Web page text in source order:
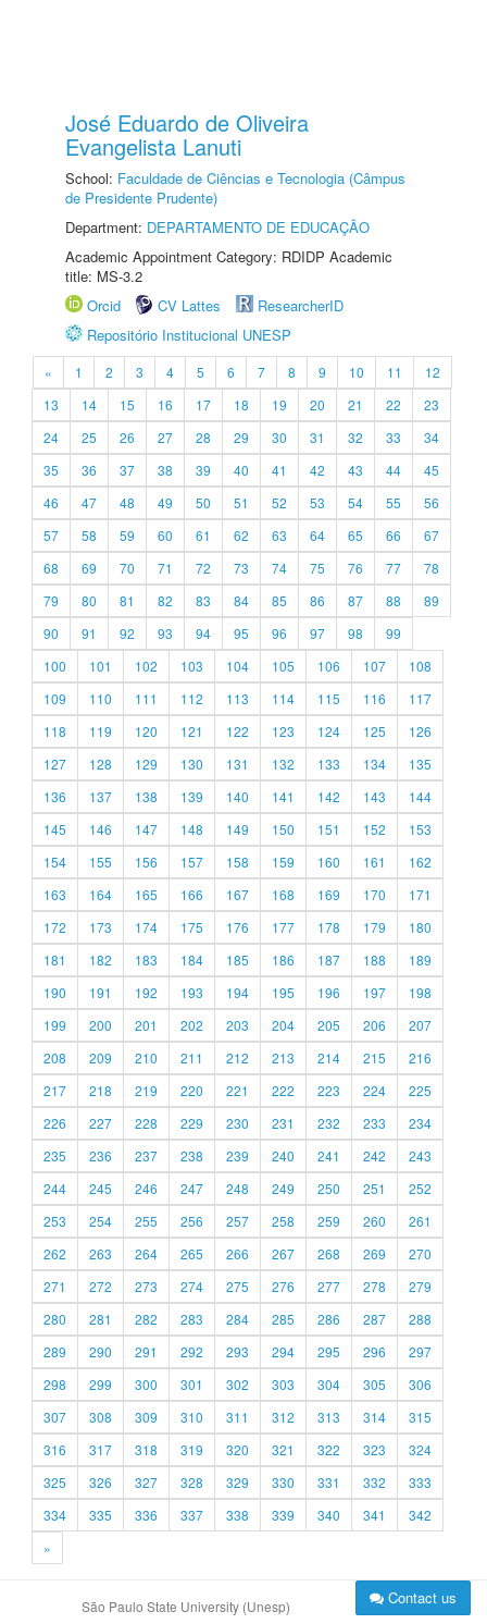
José Eduardo de Oliveira
Evangelista Lanuti
School: Faculdade de Ciências e Tecnologia (Câmpus
de Presidente Prudente)
Department: DEPARTAMENTO DE EDUCAÇÃO
Academic Appointment Category: RDIDP Academic
title: MS-3.2
Orcid
CV Lattes
ResearcherID
Repositório Institucional UNESP
« 1 2 3 4 5 6 7 8 9 10 11
12
13
14 15 16 17 18 19 20 21 22
23
24
25 26 27 28 29 30 31 32 33
34
35
36 37 38 39 40 41 42 43 44
45
46
47 48 49 50 51 52 53 54 55
56
57
58 59 60 61 62 63 64 65 66
67
68
69 70 71 72 73 74 75 76 77
78
79
80 81 82 83 84 85 86 87 88
89
90
91 92 93 94 95 96 97 98
99
100
101 102 103 104 105 106 107
108
109
110 111 112 113 114 115 116
117
118
119 120 121 122 123 124 125
126
127
128 129 130 131 132 133 134
135
136
137 138 139 140 141 142 143
144
145
146 147 148 149 150 151 152
153
154
155 156 157 158 159 160 161
162
163
164 165 166 167 168 169 170
171
172
173 174 175 176 177 178 179
180
181
182 183 184 185 186 187 188
189
190
191 192 193 194 195 196 197
198
199
200 201 202 203 204 205 206
207
208
209 210 211 212 213 214 215
216
217
218 219 220 221 222 223 224
225
226
227 228 229 230 231 232 233
234
235
236 237 238 239 240 241 242
243
244
245 246 247 248 249 250 251
252
253
254 255 256 257 258 259 260
261
262
263 264 265 266 267 268 269
270
271
272 273 274 275 276 277 278
279
280
281 282 283 284 285 286 287
288
289
290 291 292 293 294 295 296
297
298
299 300 301 302 303 304 305
306
307
308 309 310 311 312 313 314
315
316
317 318 319 320 321 322 323
324
325
326 327 328 329 330 331 332
333
334
335 336 337 338 339 340 341
342
»
São Paulo State University (Unesp) Contact us